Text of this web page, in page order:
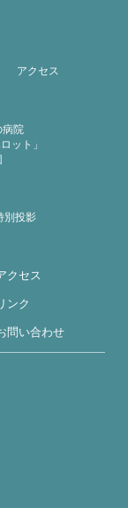
アクセス
病院
ット」
別投影
クセス
ンク
問い合わせ